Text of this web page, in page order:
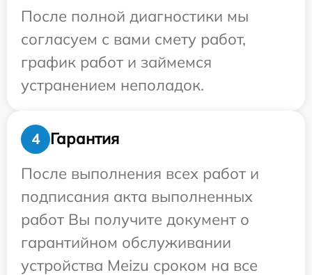
После полной диагностики мы
согласуем с вами смету работ,
график работ и займемся
устранением неполадок.
4
Гарантия
После выполнения всех работ и
подписания акта выполненных
работ Вы получите документ о
гарантийном обслуживании
устройства Meizu сроком на все